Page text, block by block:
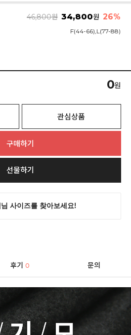
46,800원 34,800원 26%
F(44-66),L(77-88)
0원
관심상품
구매하기
선물하기
후기0 문의